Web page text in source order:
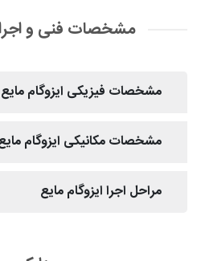
مشخصات فنی و
مشخصات فیزیکی ایزوگام مایع
مشخصات مکانیکی ایزوگام
مراحل اجرا ایزوگام مایع